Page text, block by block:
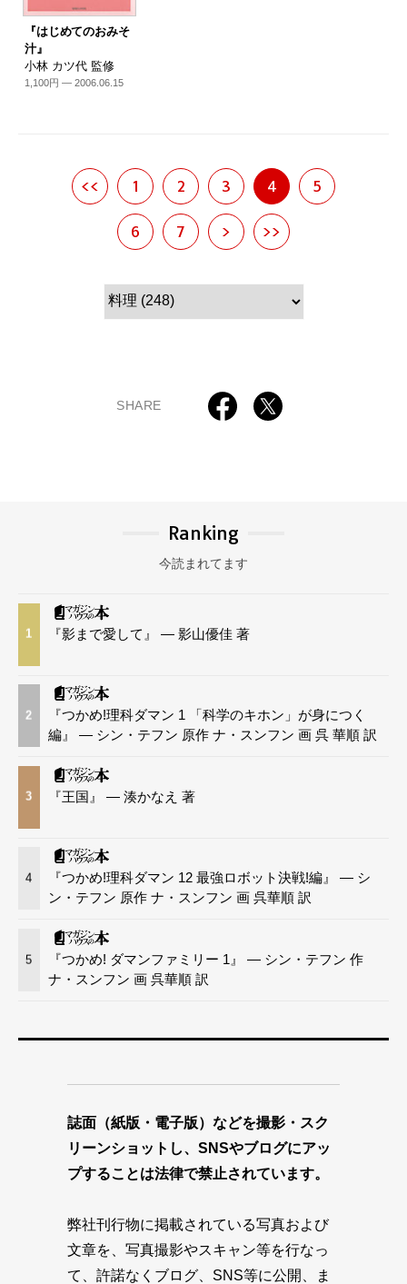
『はじめてのおみそ
汁』
小林 カツ代 監修
1,100円 — 2006.06.15
<< 1 2 3 4 5
6 7 > >>
SHARE
Ranking
今読まれてます
1 『影まで愛して』 — 影山優佳 著
2
『つかめ!理科ダマン 1 「科学のキホン」が身につく
編』 — シン・テフン 原作 ナ・スンフン 画 呉 華順 訳
3 『王国』 — 湊かなえ 著
4
『つかめ!理科ダマン 12 最強ロボット決戦!編』 — シ
ン・テフン 原作 ナ・スンフン 画 呉華順 訳
5
『つかめ! ダマンファミリー 1』 — シン・テフン 作
ナ・スンフン 画 呉華順 訳
誌面（紙版・電子版）などを撮影・スク
リーンショットし、SNSやブログにアッ
プすることは法律で禁止されています。
弊社刊行物に掲載されている写真および
文章を、写真撮影やスキャン等を行なっ
て、許諾なくブログ、SNS等に公開、ま